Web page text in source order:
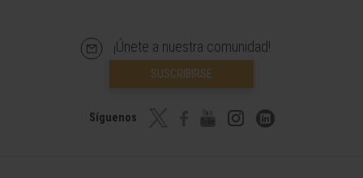
¡Únete a nuestra comunidad!
SUSCRIBIRSE
Síguenos